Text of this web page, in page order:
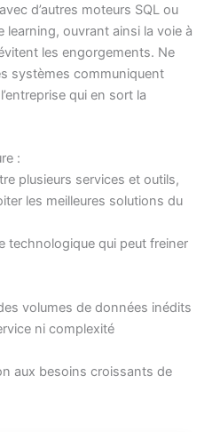
d’autres moteurs SQL ou
learning, ouvrant ainsi la voie à
les engorgements. Ne
systèmes communiquent
qui en sort la
:
plusieurs services et outils,
les meilleures solutions du
technologique qui peut freiner
volumes de données inédits
ni complexité
aux besoins croissants de